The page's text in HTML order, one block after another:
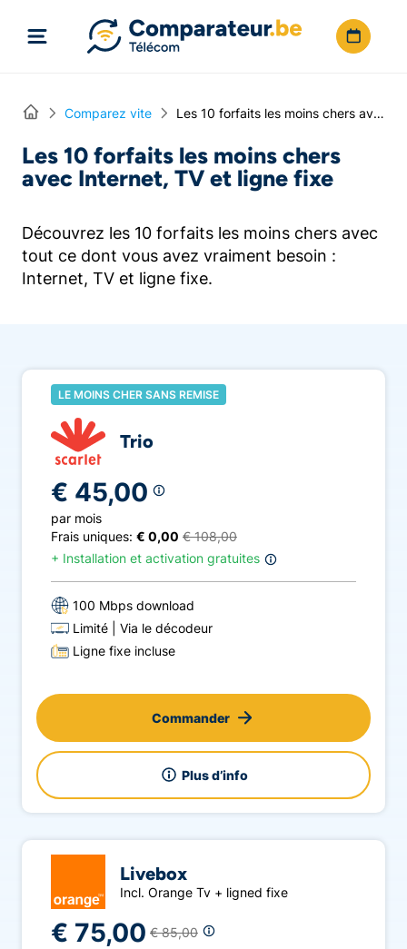
Home Comparez vite Les 10 forfaits les moins chers avec Internet, TV et ligne fixe
Les 10 forfaits les moins chers
avec Internet, TV et ligne fixe
Découvrez les 10 forfaits les moins chers avec
tout ce dont vous avez vraiment besoin :
Internet, TV et ligne fixe.
LE MOINS CHER SANS REMISE
Trio
€ 45,00
par mois
Frais uniques: € 0,00 € 108,00
+ Installation et activation gratuites
100 Mbps download
Limité
Via le décodeur
Ligne fixe incluse
Plus d’info
Commander
Livebox
Incl. Orange Tv + ligned fixe
€ 75,00 € 85,00